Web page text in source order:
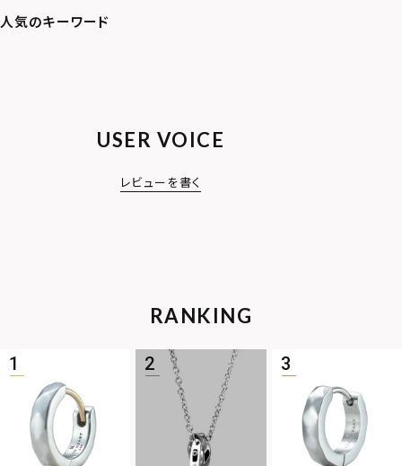
USER VOICE
レビューを書く
RANKING